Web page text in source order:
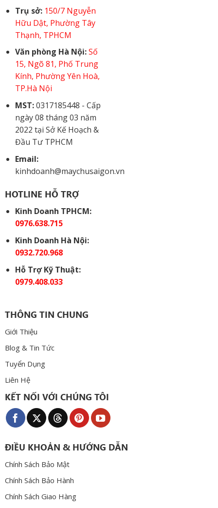
Trụ sở: 150/7 Nguyễn
Hữu Dật, Phường Tây
Thạnh, TPHCM
Văn phòng Hà Nội: Số
15, Ngõ 81, Phố Trung
Kính, Phường Yên Hoà,
TP.Hà Nội
MST:0317185448 - Cấp
ngày 08 tháng 03 năm
2022 tại Sở Kế Hoạch &
Đầu Tư TPHCM
Email:
kinhdoanh@maychusaigon.vn
HOTLINE HỖ TRỢ
Kinh Doanh TPHCM:
0976.638.715
Kinh Doanh Hà Nội:
0932.720.968
Hỗ Trợ Kỹ Thuật:
0979.408.033
THÔNG TIN CHUNG
Giới Thiệu
Blog & Tin Tức
Tuyển Dụng
Liên Hệ
KẾT NỐI VỚI CHÚNG TÔI
ĐIỀU KHOẢN & HƯỚNG DẪN
Chính Sách Bảo Mật
Chính Sách Bảo Hành
Chính Sách Giao Hàng